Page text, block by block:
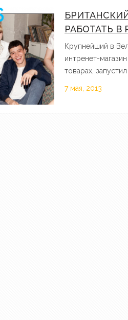
РАБОТАТЬ В
Крупнейший в
интренет-
товарах,
7 мая, 2013